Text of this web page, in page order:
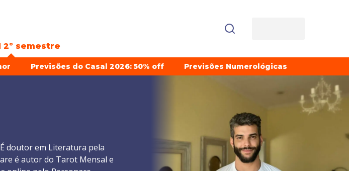
2º semestre
Previsões do Casal 2026: 50% off Previsões Numerológicas
doutor em Literatura pela
é autor do Tarot Mensal e